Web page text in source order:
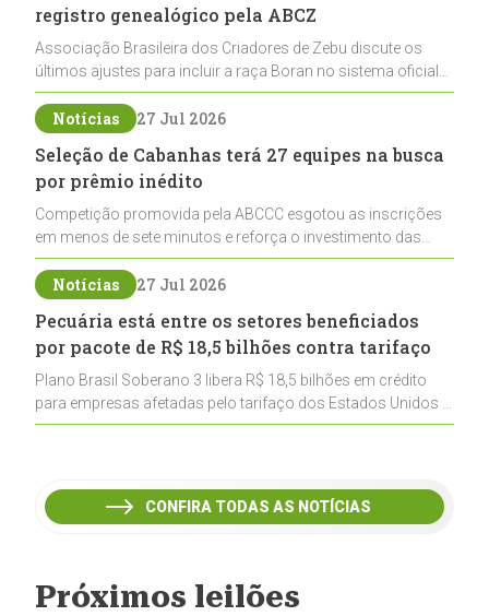
registro genealógico pela ABCZ
Associação Brasileira dos Criadores de Zebu discute os
últimos ajustes para incluir a raça Boran no sistema oficial
de registros, abrindo caminho para sua expansão na
pecuária nacional
Notícias 27 Jul 2026
Seleção de Cabanhas terá 27 equipes na busca
por prêmio inédito
Competição promovida pela ABCCC esgotou as inscrições
em menos de sete minutos e reforça o investimento das
cabanhas na seleção genética de Cavalos Crioulos voltados
ao laço
Notícias 27 Jul 2026
Pecuária está entre os setores beneficiados
por pacote de R$ 18,5 bilhões contra tarifaço
Plano Brasil Soberano 3 libera R$ 18,5 bilhões em crédito
para empresas afetadas pelo tarifaço dos Estados Unidos e
inclui a pecuária entre os setores estratégicos
CONFIRA TODAS AS NOTÍCIAS
Próximos leilões